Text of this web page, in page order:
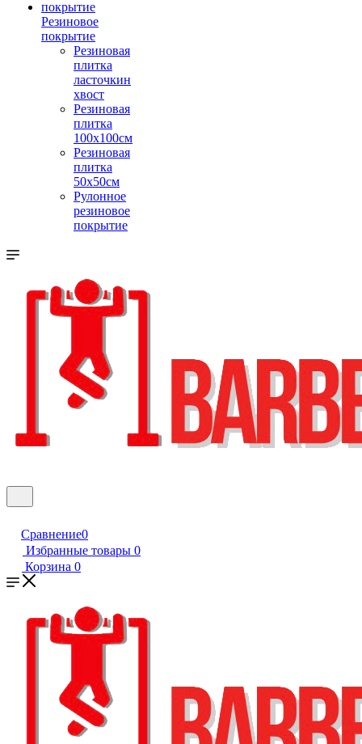
Резиновое
покрытие
Резиновая
плитка
ласточкин
хвост
Резиновая
плитка
100х100см
Резиновая
плитка
50х50см
Рулонное
резиновое
покрытие
Сравнение0
Избранные товары 0
Корзина 0